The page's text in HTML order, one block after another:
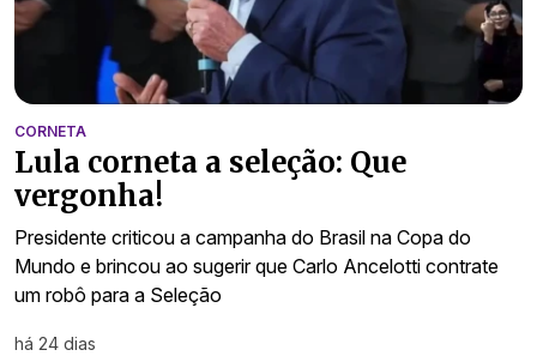
CORNETA
Lula corneta a seleção: Que
vergonha!
Presidente criticou a campanha do Brasil na Copa do
Mundo e brincou ao sugerir que Carlo Ancelotti contrate
um robô para a Seleção
há 24 dias